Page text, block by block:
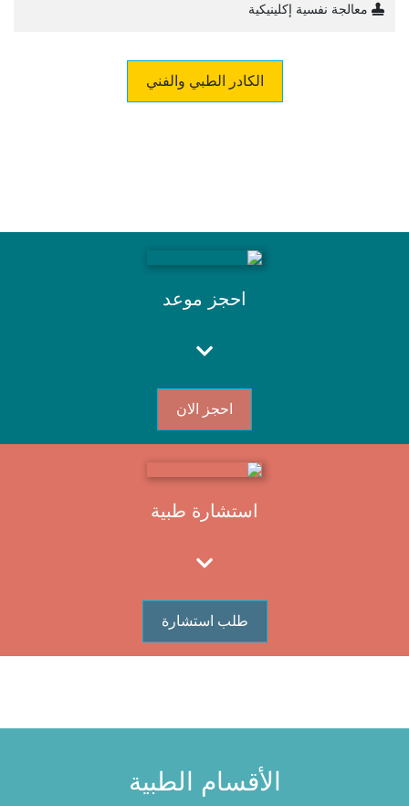
معالجة نفسية إكلينيكية
الكادر الطبي والفني
احجز موعد
احجز الان
استشارة طبية
طلب استشارة
الأقسام الطبية